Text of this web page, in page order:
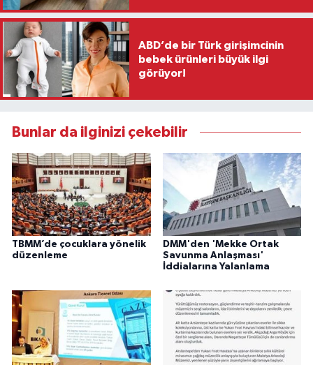
ABD’de bir Türk girişimcinin
bebek ürünleri büyük ilgi
görüyor!
Bunlar da ilginizi çekebilir
TBMM’de çocuklara yönelik
düzenleme
DMM'den 'Mekke Ortak
Savunma Anlaşması'
İddialarına Yalanlama